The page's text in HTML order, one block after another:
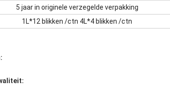
5 jaar in originele verzegelde verpakking
1L*12 blikken /ctn 4L*4 blikken /ctn